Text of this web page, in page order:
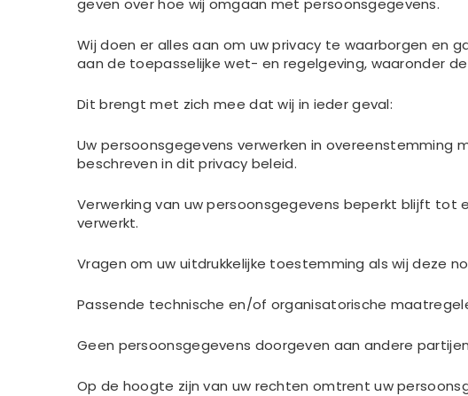
geven over hoe wij omgaan met persoonsgegevens.
Wij doen er alles aan om uw privacy te waarborgen en
aan de toepasselijke wet- en regelgeving, waaronder
Dit brengt met zich mee dat wij in ieder geval:
Uw persoonsgegevens verwerken in
beschreven in dit privacy beleid.
Verwerking van uw persoonsgegevens beperkt blijft tot
verwerkt.
Vragen om uw uitdrukkelijke toestemming als wij deze
Passende technische en/of organisatorische
Geen persoonsgegevens doorgeven aan andere
Op de hoogte zijn van uw rechten omtrent uw